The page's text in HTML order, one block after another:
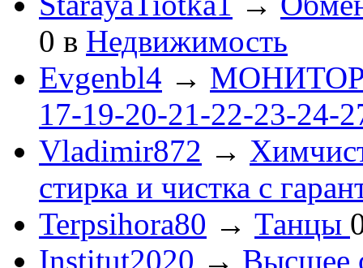
0 в Недвижимость
Evgenbl4 → МОНИТОРЫ
17-19-20-21-22-23-24-
Vladimir872 →
стирка и чистка с
Terpsihora80 → Танцы
Institut2020 → Высшее